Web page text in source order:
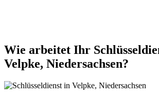
Wie arbeitet Ihr
Velpke, Niedersachsen?